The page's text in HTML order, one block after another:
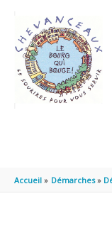
Accueil Démarches